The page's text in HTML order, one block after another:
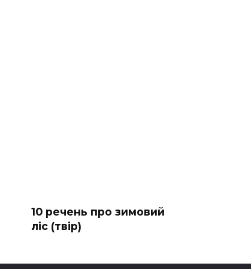
10 речень про зимовий
ліс (твір)